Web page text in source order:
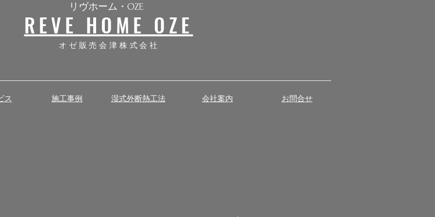
リヴホーム・OZE
REVE HOME OZE
​オゼ販売会津株式会社
ス 施工事例 湿式外断熱工法 会社案内 お問合せ